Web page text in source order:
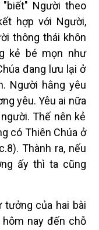
Người theo
hợp với Người,
thông thái khôn
kẻ bé mọn như
đang lưu lại ở
Người hằng yêu
yêu. Yêu ai nữa
Thế nên kẻ
có Thiên Chúa ở
Thành ra, nếu
ấy thì ta cũng
tưởng của hai bài
nay đến chỗ